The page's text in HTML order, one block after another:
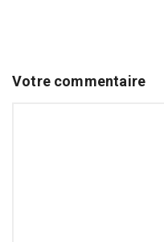
Votre commentaire